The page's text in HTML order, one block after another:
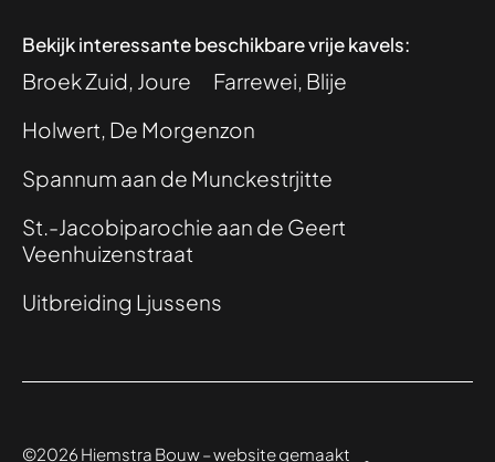
Bekijk interessante beschikbare vrije kavels:
Broek Zuid, Joure
Farrewei, Blije
Holwert, De Morgenzon
Spannum aan de Munckestrjitte
St.-Jacobiparochie aan de Geert
Veenhuizenstraat
Uitbreiding Ljussens
©2026 Hiemstra Bouw – website gemaakt